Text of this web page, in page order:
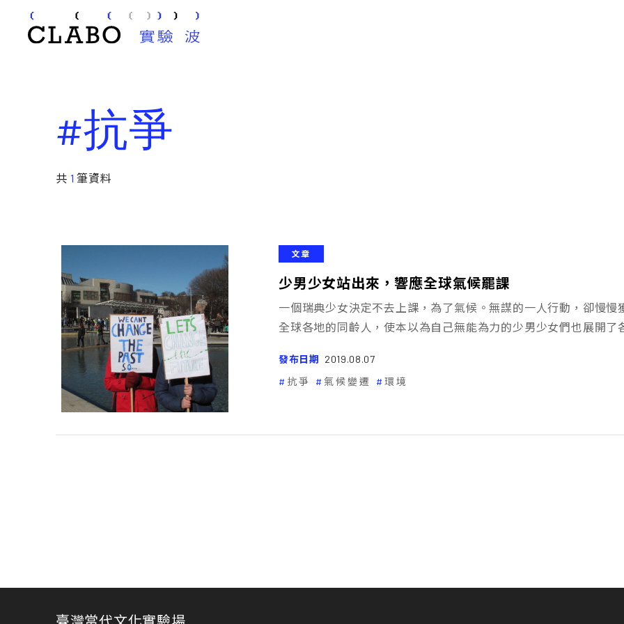
#抗爭
共 1筆資料
文章
少男少女站出來，響應全球氣候罷課
一個瑞典少女決定不去上課，為了氣候。無謀的一人行動，卻慢
全球各地的同齡人，使本以為自己無能為力的少男少女們也展開了
發布日期 2019.08.07
抗爭
氣候變遷 環境
臺灣當代文化實驗場